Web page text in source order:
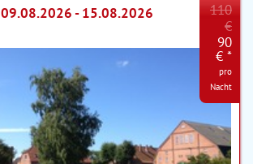
09.08.2026 - 15.08.2026
110
€
90
€ *
pro
Nacht